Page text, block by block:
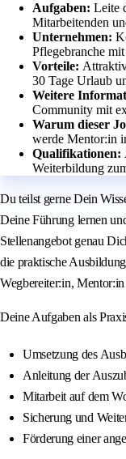
Aufgaben: Leite
Mitarbeitenden
Unternehmen:
Pflegebranche
Vorteile:
30 Tage Urlaub
Weitere
Community mit
Warum dieser
werde Mentor:in
Qualifikationen:
Weiterbildung
Du teilst gerne Dein
Deine Führung lernen
Stellenangebot genau
die praktische
Wegbereiter:in,
Deine Aufgaben als
Umsetzung des
Anleitung der
Mitarbeit auf dem
Sicherung und
Förderung einer